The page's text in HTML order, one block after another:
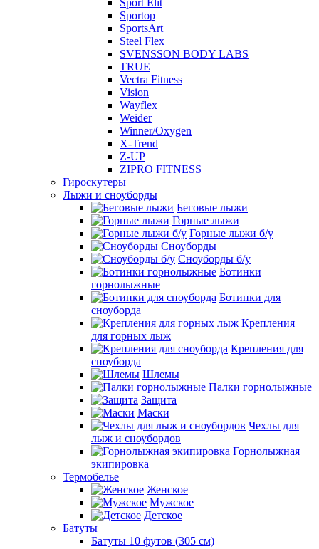
Sport Elit
Sportop
SportsArt
Steel Flex
SVENSSON BODY LABS
TRUE
Vectra Fitness
Vision
Wayflex
Weider
Winner/Oxygen
X-Trend
Z-UP
ZIPRO FITNESS
Гироскутеры
Лыжи и сноуборды
Беговые лыжи
Горные лыжи
Горные лыжи б/у
Сноуборды
Сноуборды б/у
Ботинки
горнолыжные
Ботинки для
сноуборда
Крепления
для горных лыж
Крепления для
сноуборда
Шлемы
Палки горнолыжные
Защита
Маски
Чехлы для
лыж и сноубордов
Горнолыжная
экипировка
Термобелье
Женское
Мужское
Детское
Батуты
Батуты 10 футов (305 см)